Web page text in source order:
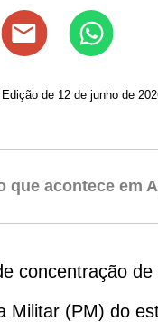
Edição de 12 de junho de
que acontece em
concentração
Militar (PM) do